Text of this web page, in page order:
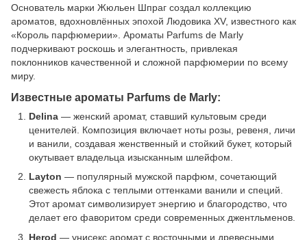
Основатель марки Жюльен Шпраг создал коллекцию
ароматов, вдохновлённых эпохой Людовика XV, известного как
«Король парфюмерии». Ароматы Parfums de Marly
подчеркивают роскошь и элегантность, привлекая
поклонников качественной и сложной парфюмерии по всему
миру.
Известные ароматы Parfums de Marly:
Delina — женский аромат, ставший культовым среди
ценителей. Композиция включает ноты розы, ревеня, личи
и ванили, создавая женственный и стойкий букет, который
окутывает владельца изысканным шлейфом.
Layton — популярный мужской парфюм, сочетающий
свежесть яблока с теплыми оттенками ванили и специй.
Этот аромат символизирует энергию и благородство, что
делает его фаворитом среди современных джентльменов.
Herod — унисекс аромат с восточными и древесными